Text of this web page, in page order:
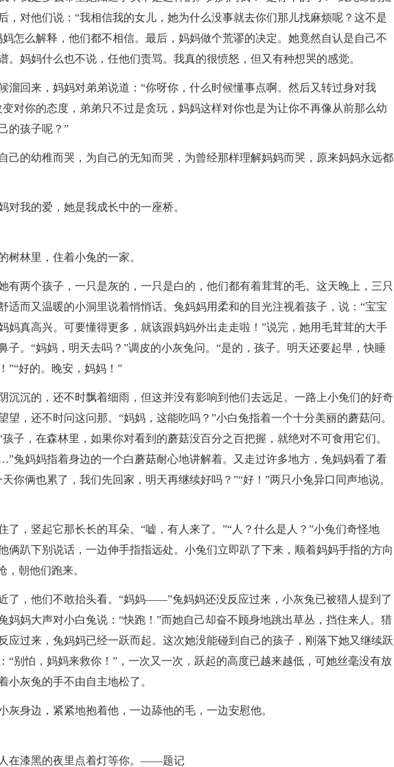
，对他们说：“我相信我的女儿，她为什么没事就去你们那儿找麻烦呢？这不是
妈怎么解释，他们都不相信。最后，妈妈做个荒谬的决定。她竟然自认是自己不
。妈妈什么也不说，任他们责骂。我真的很愤怒，但又有种想哭的感觉。
溜回来，妈妈对弟弟说道：“你呀你，什么时候懂事点啊。然后又转过身对我
对你的态度，弟弟只不过是贪玩，妈妈这样对你也是为让你不再像从前那么幼
的孩子呢？”
己的幼稚而哭，为自己的无知而哭，为曾经那样理解妈妈而哭，原来妈妈永远都
对我的爱，她是我成长中的一座桥。
树林里，住着小兔的一家。
有两个孩子，一只是灰的，一只是白的，他们都有着茸茸的毛。这天晚上，三只
适而又温暖的小洞里说着悄悄话。兔妈妈用柔和的目光注视着孩子，说：“宝宝
妈真高兴。可要懂得更多，就该跟妈妈外出走走啦！”说完，她用毛茸茸的大手
子。“妈妈，明天去吗？”调皮的小灰兔问。“是的，孩子。明天还要起早，快睡
”“好的。晚安，妈妈！”
沉沉的，还不时飘着细雨，但这并没有影响到他们去远足。一路上小兔们的好奇
望，还不时问这问那。“妈妈，这能吃吗？”小白兔指着一个十分美丽的蘑菇问。
子，在森林里，如果你对看到的蘑菇没百分之百把握，就绝对不可食用它们。
兔妈妈指着身边的一个白蘑菇耐心地讲解着。又走过许多地方，兔妈妈看了看
你俩也累了，我们先回家，明天再继续好吗？”“好！”两只小兔异口同声地说。
了，竖起它那长长的耳朵。“嘘，有人来了。”“人？什么是人？”小兔们奇怪地
俩趴下别说话，一边伸手指指远处。小兔们立即趴了下来，顺着妈妈手指的方向
，朝他们跑来。
了，他们不敢抬头看。“妈妈——”兔妈妈还没反应过来，小灰兔已被猎人提到了
妈妈大声对小白兔说：“快跑！”而她自己却奋不顾身地跳出草丛，挡住来人。猎
应过来，兔妈妈已经一跃而起。这次她没能碰到自己的孩子，刚落下她又继续跃
“别怕，妈妈来救你！”，一次又一次，跃起的高度已越来越低，可她丝毫没有放
小灰兔的手不由自主地松了。
灰身边，紧紧地抱着他，一边舔他的毛，一边安慰他。
在漆黑的夜里点着灯等你。——题记